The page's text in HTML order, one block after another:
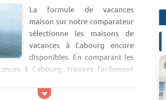
La formule de vacances
maison sur notre comparateur
sélectionne les maisons de
vacances à Cabourg encore
disponibles. En comparant les
à Cabourg, trouvez facilement